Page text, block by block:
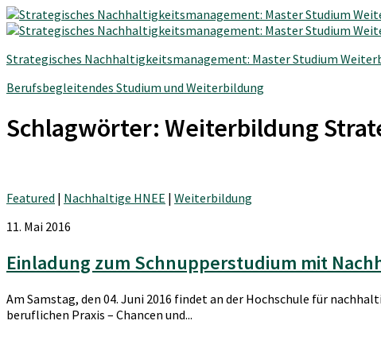
Strategisches Nachhaltigkeitsmanagement: Master Studium
Berufsbegleitendes Studium und Weiterbildung
Schlagwörter: Weiterbildung
Featured | Nachhaltige HNEE | Weiterbildung
11. Mai 2016
Einladung zum Schnupperstudium mit
Am Samstag, den 04. Juni 2016 findet an der Hochschule für
beruflichen Praxis – Chancen und...